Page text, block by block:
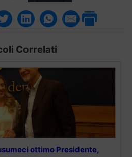
Correlati
ottimo Presidente,